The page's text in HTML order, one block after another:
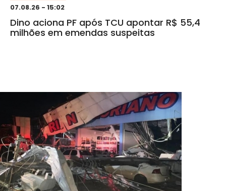
07.08.26 - 15:02
Dino aciona PF após TCU apontar R$ 55,4
milhões em emendas suspeitas